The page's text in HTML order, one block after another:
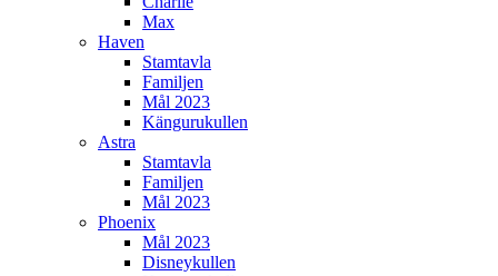
Max
Haven
Stamtavla
Familjen
Mål 2023
Kängurukullen
Astra
Stamtavla
Familjen
Mål 2023
Phoenix
Mål 2023
Disneykullen